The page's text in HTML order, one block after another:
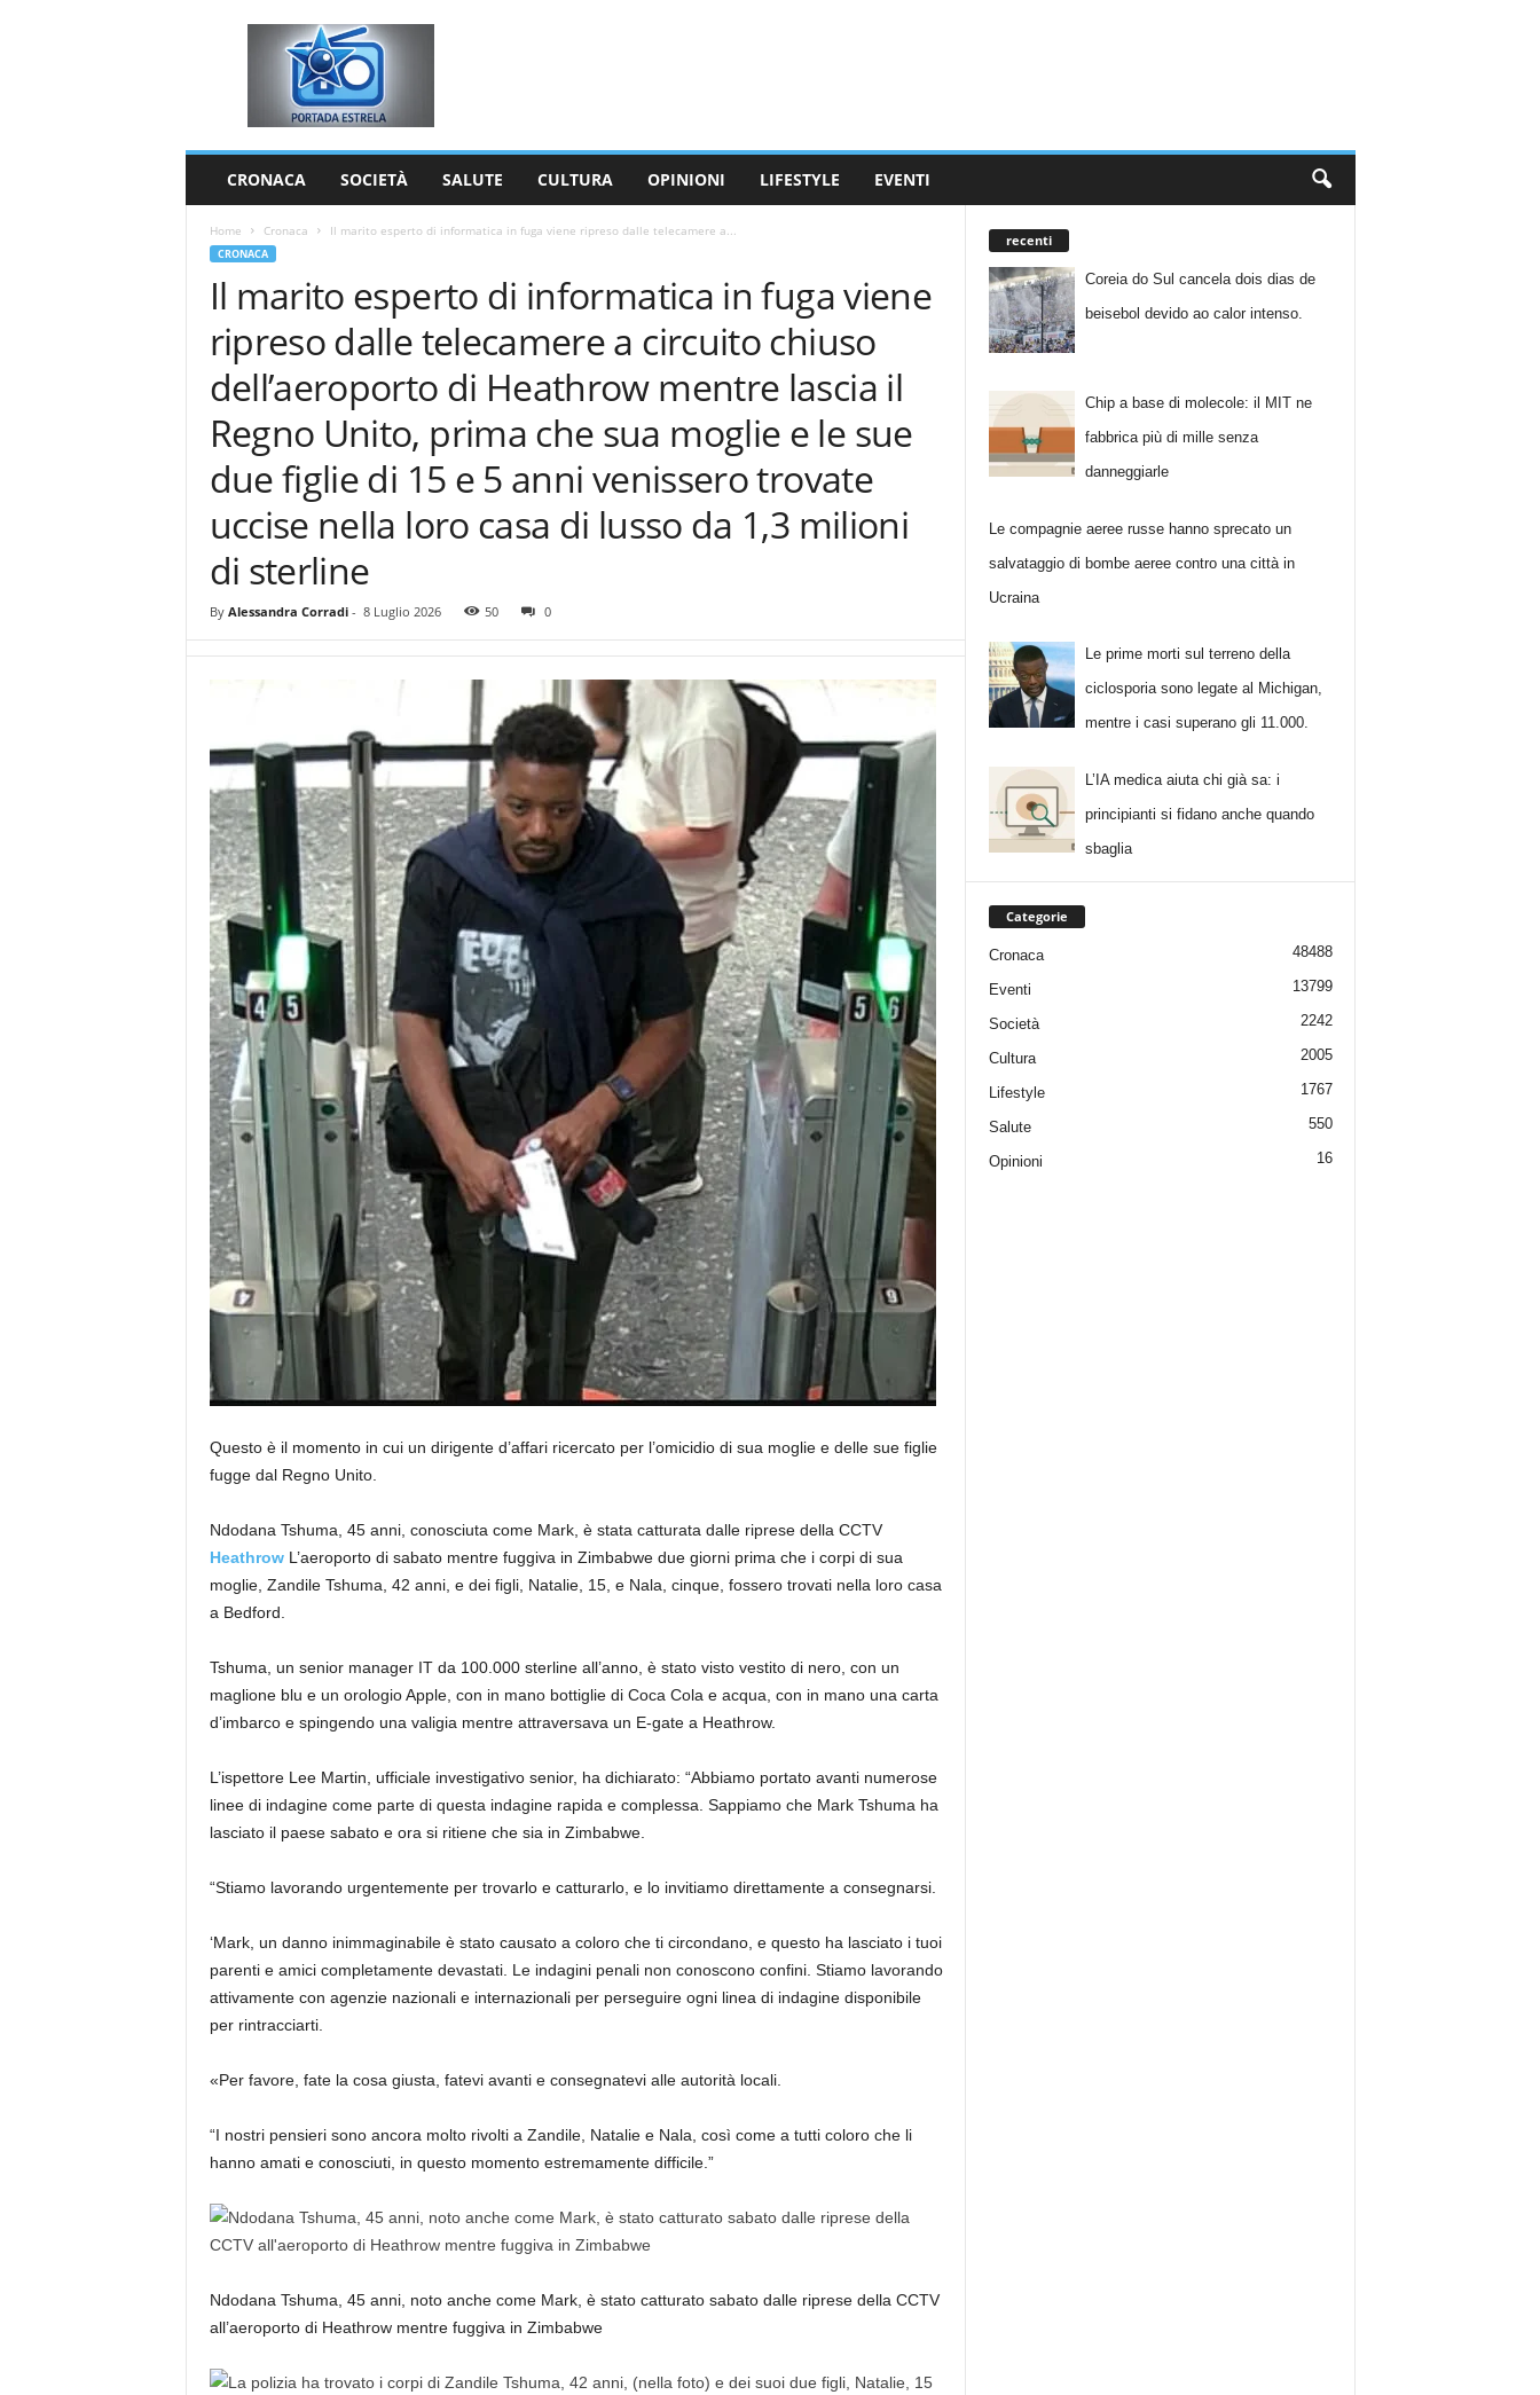
CRONACA SOCIETÀ SALUTE CULTURA OPINIONI LIFESTYLE EVENTI
Home Cronaca Il marito esperto di informatica in fuga viene ripreso dalle telecamere a...
CRONACA
Il marito esperto di informatica in fuga viene
ripreso dalle telecamere a circuito chiuso
dell’aeroporto di Heathrow mentre lascia il
Regno Unito, prima che sua moglie e le sue
due figlie di 15 e 5 anni venissero trovate
uccise nella loro casa di lusso da 1,3 milioni
di sterline
By Alessandra Corradi- 8 Luglio 2026 50 0
Questo è il momento in cui un dirigente d’affari ricercato per l’omicidio di sua moglie e delle sue figlie
fugge dal Regno Unito.
Ndodana Tshuma, 45 anni, conosciuta come Mark, è stata catturata dalle riprese della CCTV
HeathrowL’aeroporto di sabato mentre fuggiva in Zimbabwe due giorni prima che i corpi di sua
moglie, Zandile Tshuma, 42 anni, e dei figli, Natalie, 15, e Nala, cinque, fossero trovati nella loro casa
a Bedford.
Tshuma, un senior manager IT da 100.000 sterline all’anno, è stato visto vestito di nero, con un
maglione blu e un orologio Apple, con in mano bottiglie di Coca Cola e acqua, con in mano una carta
d’imbarco e spingendo una valigia mentre attraversava un E-gate a Heathrow.
L’ispettore Lee Martin, ufficiale investigativo senior, ha dichiarato: “Abbiamo portato avanti numerose
linee di indagine come parte di questa indagine rapida e complessa. Sappiamo che Mark Tshuma ha
lasciato il paese sabato e ora si ritiene che sia in Zimbabwe.
“Stiamo lavorando urgentemente per trovarlo e catturarlo, e lo invitiamo direttamente a consegnarsi.
‘Mark, un danno inimmaginabile è stato causato a coloro che ti circondano, e questo ha lasciato i tuoi
parenti e amici completamente devastati. Le indagini penali non conoscono confini. Stiamo lavorando
attivamente con agenzie nazionali e internazionali per perseguire ogni linea di indagine disponibile
per rintracciarti.
«Per favore, fate la cosa giusta, fatevi avanti e consegnatevi alle autorità locali.
“I nostri pensieri sono ancora molto rivolti a Zandile, Natalie e Nala, così come a tutti coloro che li
hanno amati e conosciuti, in questo momento estremamente difficile.”
Ndodana Tshuma, 45 anni, noto anche come Mark, è stato catturato sabato dalle riprese della CCTV
all’aeroporto di Heathrow mentre fuggiva in Zimbabwe
recenti
Coreia do Sul cancela dois dias de
beisebol devido ao calor intenso.
Chip a base di molecole: il MIT ne
fabbrica più di mille senza
danneggiarle
Le compagnie aeree russe hanno sprecato un
salvataggio di bombe aeree contro una città in
Ucraina
Le prime morti sul terreno della
ciclosporia sono legate al Michigan,
mentre i casi superano gli 11.000.
L’IA medica aiuta chi già sa: i
principianti si fidano anche quando
sbaglia
Categorie
Cronaca 48488
Eventi 13799
Società 2242
Cultura 2005
Lifestyle 1767
Salute 550
Opinioni 16